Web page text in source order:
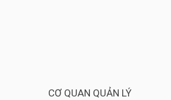
CƠ QUAN QUẢN LÝ